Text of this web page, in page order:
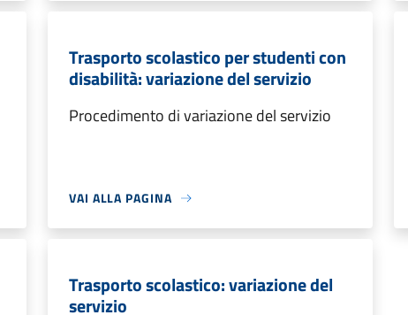
Trasporto scolastico per studenti con
disabilità: variazione del servizio
Procedimento di variazione del servizio
VAI ALLA PAGINA
Trasporto scolastico: variazione del
servizio